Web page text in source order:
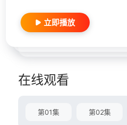
立即播放
在线观看
第01集 第02集